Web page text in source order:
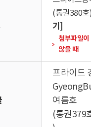
(통권380
기]
첨부파일이
않을 때
프라이드
여름호
(통권379